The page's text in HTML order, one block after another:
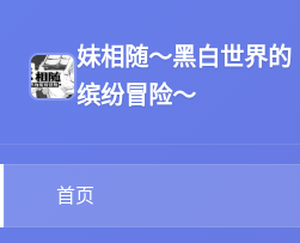
妹相随～黑白世界的
缤纷冒险～
首页